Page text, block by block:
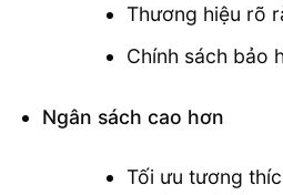
Thương hiệu rõ
Chính sách bảo
Ngân sách cao hơn
Tối ưu tương